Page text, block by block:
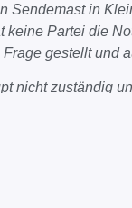
Sendemast in
keine Partei die
gestellt und
nicht zuständig